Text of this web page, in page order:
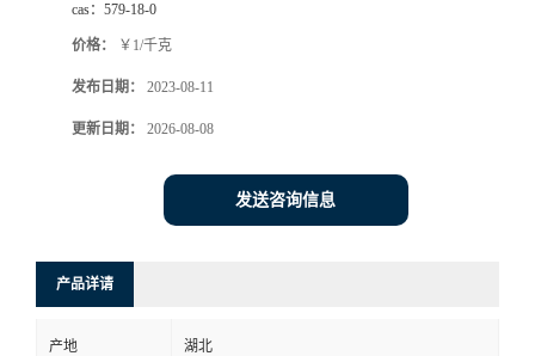
cas： 579-18-0
价格： ￥1/千克
发布日期： 2023-08-11
更新日期： 2026-08-08
发送咨询信息
产品详请
产地 湖北